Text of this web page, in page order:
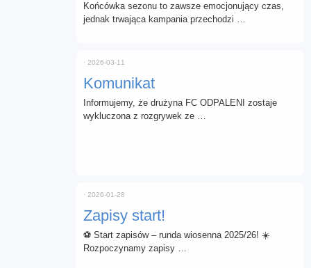
Końcówka sezonu to zawsze emocjonujący czas,
jednak trwająca kampania przechodzi …
Komunikat
⋅ 2026-03-11
Informujemy, że drużyna FC ODPALENI zostaje
wykluczona z rozgrywek ze …
Zapisy start!
⋅ 2026-01-28
⚽ Start zapisów – runda wiosenna 2025/26! ☀️
Rozpoczynamy zapisy …